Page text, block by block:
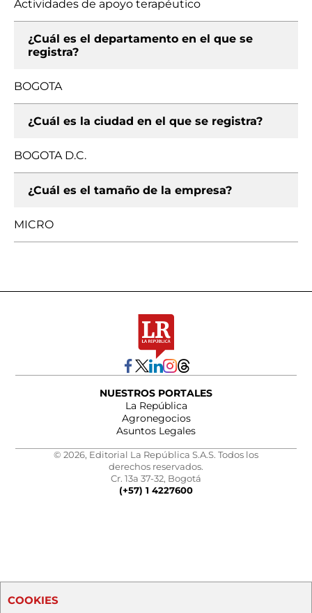
Actividades de apoyo terapéutico
¿Cuál es el departamento en el que se
registra?
BOGOTA
¿Cuál es la ciudad en el que se registra?
BOGOTA D.C.
¿Cuál es el tamaño de la empresa?
MICRO
NUESTROS PORTALES
La República
Agronegocios
Asuntos Legales
© 2026, Editorial La República S.A.S. Todos los
derechos reservados.
Cr. 13a 37-32, Bogotá
(+57) 1 4227600
COOKIES